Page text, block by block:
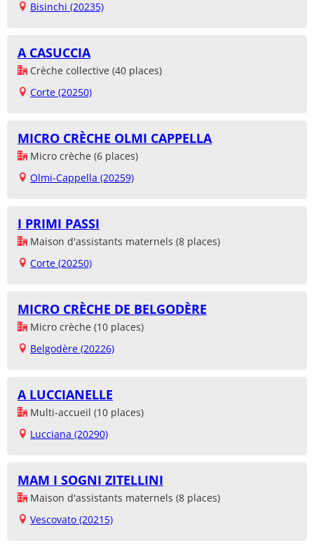
Bisinchi (20235)
A CASUCCIA
Crèche collective (40 places)
Corte (20250)
MICRO CRÈCHE OLMI CAPPELLA
Micro crèche (6 places)
Olmi-Cappella (20259)
I PRIMI PASSI
Maison d'assistants maternels (8 places)
Corte (20250)
MICRO CRÈCHE DE BELGODÈRE
Micro crèche (10 places)
Belgodère (20226)
A LUCCIANELLE
Multi-accueil (10 places)
Lucciana (20290)
MAM I SOGNI ZITELLINI
Maison d'assistants maternels (8 places)
Vescovato (20215)